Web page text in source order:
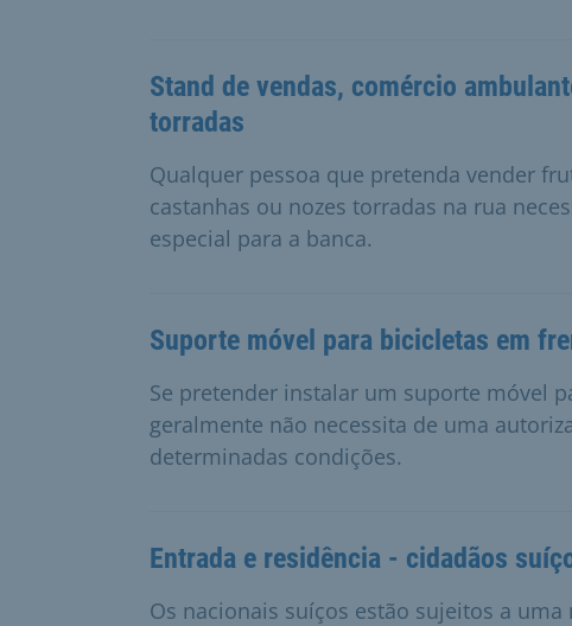
Stand de vendas, comércio
torradas
Qualquer pessoa que pretenda vender
castanhas ou nozes torradas na rua
especial para a banca.
Suporte móvel para bicicletas em
Se pretender instalar um suporte móvel
geralmente não necessita de uma
determinadas condições.
Entrada e residência - cidadãos
Os nacionais suíços estão sujeitos a